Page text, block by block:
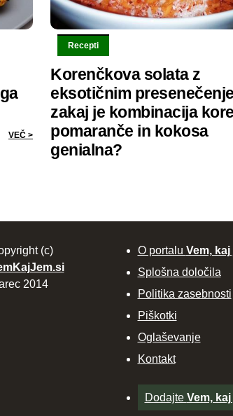
VEČ >
Recepti
Korenčkova solata z
eksotičnim
zakaj je kombinacija
pomaranče in kokosa
genialna?
(c)
2014
O portalu Vem, kaj
Splošna določila
Politika zasebnosti
Piškotki
Oglaševanje
Kontakt
Dodajte Vem,